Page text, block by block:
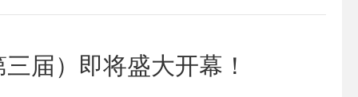
届）即将盛大开幕！